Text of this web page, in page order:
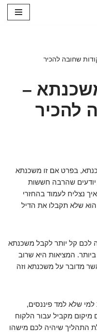
שחובה להכיר
–
להכיר
בפרט אם זו משכנתא
יודעים שהרבה חששות
נצליח לעמוד בהחזרי
שלא תקבלו את הדיל
לכם קל יותר לקבל משכנתא
המציאות היא שרוב
מדובר על משכנתא וזה
שלא למד פיננסים,
מיקום מקביל עבור הלקוח
התהליך שיהיה לכם מישהו